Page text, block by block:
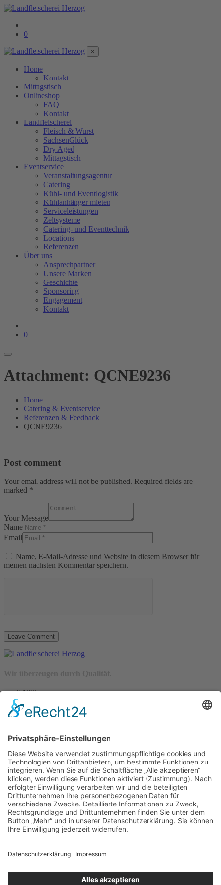
0
×
Home
Kontakt
Mittagstisch
Onlineshop
FAQ
Kontakt
Landfleischerei
Fleisch & Wurst
SachsenGlück
Dry Aged
Mittagstisch
Eventservice
Veranstaltungsagentur
Catering
Kühl- und Eventlogistik
Kühlanhänger mieten
Serviceleistungen
Zeltsysteme
Catering- und Eventtechnik
Locations
Referenzen
Über uns
Ansprechpartner
Unsere Marken
Geschichte
Sponsoring
Engagement
Kontakt
0
Attachment: QCNE9236
Home
Catering & Eventservice
Referenzen & Feedback
QCNE9236
Post comment
Your email address will not be published. Required fields are
marked *
Your Message
Name
Email
Name, E-Mail-Adresse und Website in diesem Browser für
meinen nächsten Kommentar speichern.
– seit 1898 –
Wir freuen uns auf Sie:
Landfleischerei & Catering Karl Herzog
Leutersdorfer Str. 6
02794 Spitzkunnersdorf
Tel.: 03586 / 38 62 96
Fax: 03586 / 78 93 32
Startseite
Onlineshop